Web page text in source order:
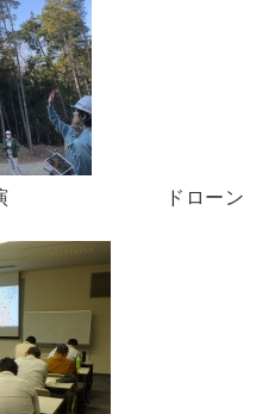
）実演 ドローン